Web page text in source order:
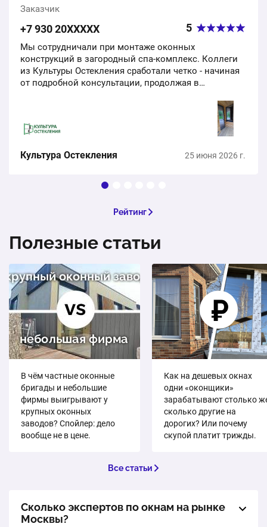
Заказчик
+7 930 20ХХХХХ 5
Мы сотрудничали при монтаже оконных
конструкций в загородный спа-комплекс. Коллеги
из Культуры Остекления сработали четко - начиная
от подробной консультации, продолжая в
Культура Остекления 25 июня 2026 г.
Рейтинг
Полезные статьи
В чём частные оконные
бригады и небольшие
фирмы выигрывают у
крупных оконных
заводов? Спойлер: дело
вообще не в цене.
Как на дешевых окнах
одни «оконщики»
зарабатывают столько
сколько другие на
дорогих? Или почему
скупой платит трижды.
Все статьи
Сколько экспертов по окнам на рынке
Москвы?